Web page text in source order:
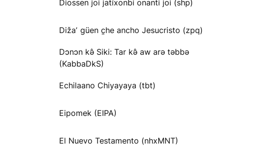
Diossen joi jatíxonbi onanti joi (shp)
Dižaʼ güen c̱he ancho Jesucristo (zpq)
Dɔnɔn kə̂ Siki: Tar kə̂ aw arə təbbə
(KabbaDkS)
Echilaano Chiyayaya (tbt)
Eipomek (EIPA)
El Nuevo Testamento (nhxMNT)